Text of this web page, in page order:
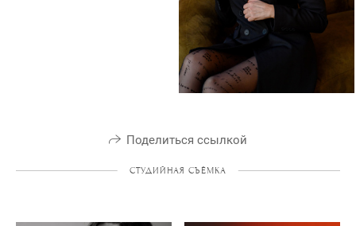
Поделиться ссылкой
СТУДИЙНАЯ СЪЁМКА